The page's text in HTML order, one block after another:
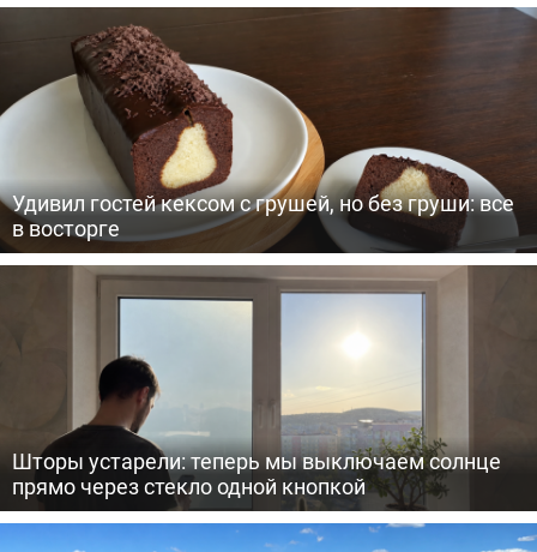
Удивил гостей кексом с грушей, но без груши: все
в восторге
Шторы устарели: теперь мы выключаем солнце
прямо через стекло одной кнопкой